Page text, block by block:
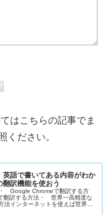
はこちらの記事でま
ください。
英語で書いてある内容がわか
翻訳機能を使おう
Google Chromeで翻訳する方
訳する方法・ 世界一高精度な
法インターネットを使えば世界中